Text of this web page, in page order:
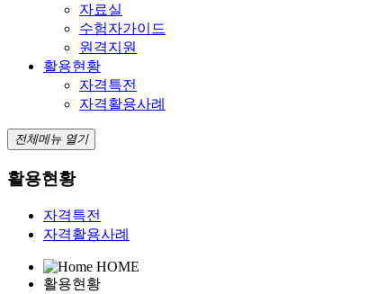
자료실
수험자가이드
원격지원
활용현황
자격특전
자격활용사례
전체메뉴 열기
활용현황
자격특전
자격활용사례
HOME
활용현황